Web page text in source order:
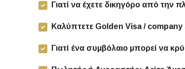
Γιατί να έχετε δικηγόρο από την
Καλύπτετε Golden Visa /
Γιατί ένα συμβόλαιο μπορεί να